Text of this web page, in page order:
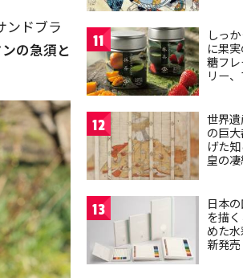
ンドブラ
の急須と
11
しっ
に果
糖フ
リー
12
世界
の巨
げた
皇の
13
日本
を描
めた
新発売